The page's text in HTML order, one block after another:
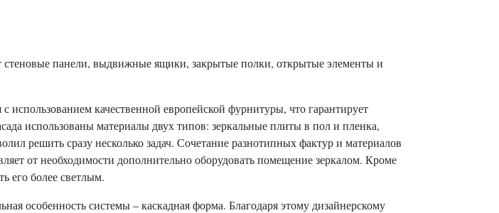
стеновые панели, выдвижные ящики, закрытые полки, открытые элементы и
качественной европейской фурнитуры, что гарантирует
использованы материалы двух типов: зеркальные плиты в пол и пленка,
решить сразу несколько задач. Сочетание разнотипных фактур и материалов
от необходимости дополнительно оборудовать помещение зеркалом. Кроме
его более светлым.
особенность системы – каскадная форма. Благодаря этому дизайнерскому